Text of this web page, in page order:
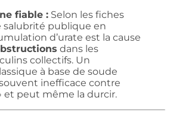
fiable : Selon les fiches
publique en
d’urate est la cause
dans les
collectifs. Un
à base de soude
inefficace contre
et peut même la durcir.